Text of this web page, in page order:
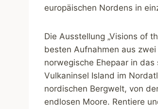
europäischen Nordens in
Die Ausstellung „Visions of
besten Aufnahmen aus
norwegische Ehepaar in
Vulkaninsel Island im
nordischen Bergwelt, von
endlosen Moore. Rentiere